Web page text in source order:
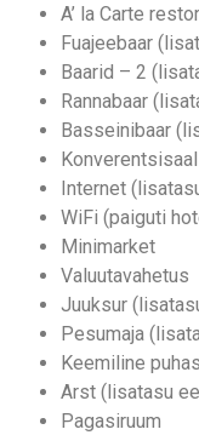
A’ la Carte
Fuajeebaar
Baarid – 2
Rannabaar
Basseinibaar
Internet
WiFi (paiguti
Minimarket
Valuutavahetus
Juuksur
Pesumaja
Keemiline
Arst (lisatasu
Pagasiruum